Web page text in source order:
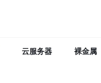
云服务器 裸金属